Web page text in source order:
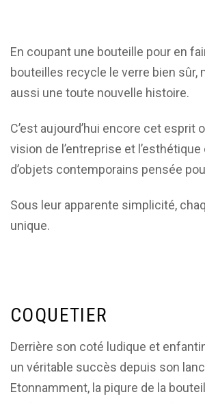
En coupant une bouteille pour en
bouteilles recycle le verre bien sûr,
aussi une toute nouvelle histoire.
C’est aujourd’hui encore cet esprit
vision de l’entreprise et l’esthétique
d’objets contemporains pensée
Sous leur apparente simplicité,
unique.
COQUETIER
Derrière son coté ludique et
un véritable succès depuis son
Etonnamment, la piqure de la